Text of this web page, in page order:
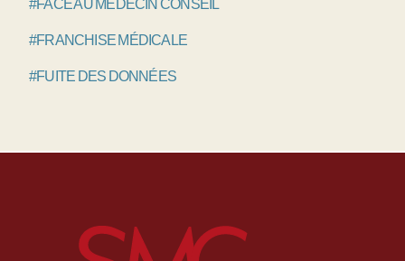
#FACE AU MÉDECIN CONSEIL
#FRANCHISE MÉDICALE
#FUITE DES DONNÉES